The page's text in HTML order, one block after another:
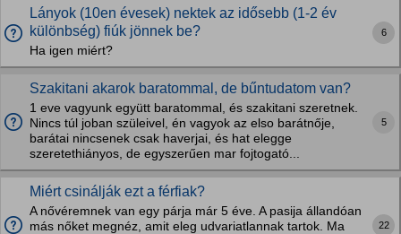
Lányok (10en évesek) nektek az idősebb (1-2 év
különbség) fiúk jönnek be?
Ha igen miért?
6
Szakitani akarok baratommal, de bűntudatom van?
1 eve vagyunk együtt baratommal, és szakitani szeretnek.
Nincs túl joban szüleivel, én vagyok az elso barátnője,
barátai nincsenek csak haverjai, és hat elegge
szeretethiányos, de egyszerűen mar fojtogató...
5
Miért csinálják ezt a férfiak?
A nővéremnek van egy párja már 5 éve. A pasija állandóan
más nőket megnéz, amit eleg udvariatlannak tartok. Ma
22